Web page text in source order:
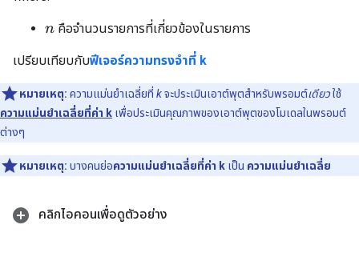
nคือจำนวนรายการที่เกี่ยวข้องในรายการ
เปรียบเทียบกับฟีเจอร์ความทรงจำที่ k
หมายเหตุ: ความแม่นยำเฉลี่ยที่ kจะประเมินเอาต์พุตสำหรับพรอมต์เดียวใช้
ความแม่นยำเฉลี่ยที่ค่า k เพื่อประเมินคุณภาพของเอาต์พุตของโมเดลในพรอมต์
ต่างๆ
หมายเหตุ: บางคนย่อความแม่นยำเฉลี่ยที่ค่า k เป็น ความแม่นยำเฉลี่ย
คลิกไอคอนเพื่อดูตัวอย่าง